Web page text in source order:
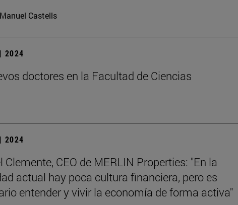
Manuel Castells
2024
doctores en la Facultad de Ciencias
2024
Clemente, CEO de MERLIN Properties: "En la
actual hay poca cultura financiera, pero es
entender y vivir la economía de forma activa"